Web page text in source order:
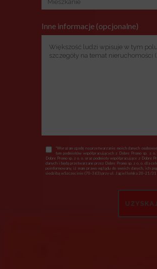
Inne informacje (opcjonalne)
*Wyrażam zgodę na przetwarzanie moich danych
tym podmiotów współpracujących z Dobre Promo sp. z
Dobre Promo sp. z o. o. oraz podmioty współpracujące z Dobre
danych i będą przetwarzane przez Dobre Promo sp. z o. o. dla
poinformowany, iż mam prawo wglądu do swoich danych, ich
siedzibą wSzczecinie (70-363) przy ul. Jagiellońska 20-21/